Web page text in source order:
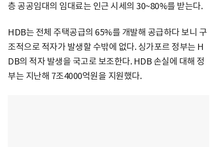
층 공공임대의 임대료는 인근 시세의 30~80%를 받는다.
HDB는 전체 주택공급의 65%를 개발해 공급하다 보니 구
조적으로 적자가 발생할 수밖에 없다. 싱가포르 정부는 H
DB의 적자 발생을 국고로 보조한다. HDB 손실에 대해 정
부는 지난해 7조4000억원을 지원했다.